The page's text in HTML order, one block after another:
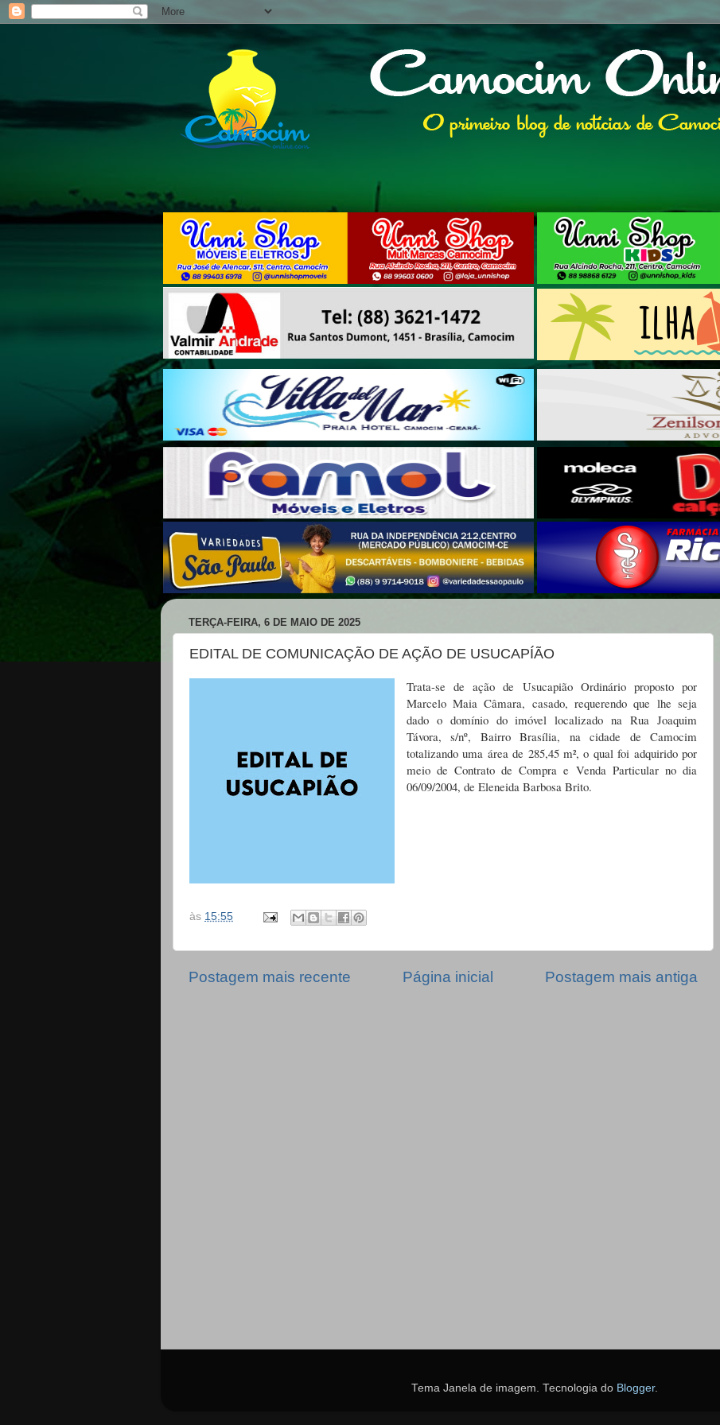
TERÇA-FEIRA, 6 DE MAIO DE 2025
EDITAL DE COMUNICAÇÃO DE AÇÃO DE USUCAPÍÃO
Trata-se de ação de Usucapião Ordinário proposto por
Marcelo Maia Câmara, casado, requerendo que lhe seja
dado o domínio do imóvel localizado na Rua Joaquim
Távora, s/nº, Bairro Brasília, na cidade de Camocim
totalizando uma área de 285,45 m², o qual foi adquirido por
meio de Contrato de Compra e Venda Particular no dia
06/09/2004, de Eleneida Barbosa Brito.
às 15:55
Postagem mais recente Postagem mais antiga
Página inicial
Tema Janela de imagem. Tecnologia do Blogger.